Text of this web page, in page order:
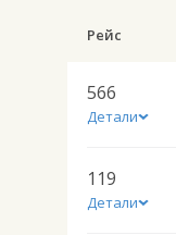
Рейс
566
Детали
119
Детали